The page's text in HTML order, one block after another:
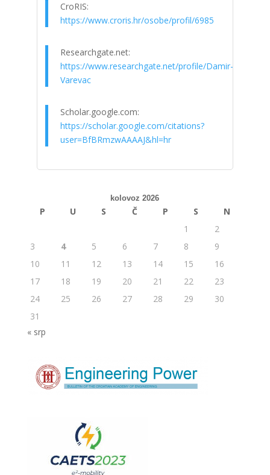
CroRIS:
https://www.croris.hr/osobe/profil/6985
Researchgate.net:
https://www.researchgate.net/profile/Damir-
Varevac
Scholar.google.com:
https://scholar.google.com/citations?
user=BfBRmzwAAAAJ&hl=hr
kolovoz 2026
P U S Č P S
N
1
2
3
4 5 6 7 8
9
10
11 12 13 14 15
16
17
18 19 20 21 22
23
24
25 26 27 28 29
30
31
« srp